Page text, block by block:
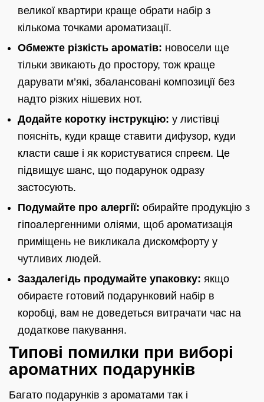
великої квартири краще обрати набір з
кількома точками ароматизації.
Обмежте різкість ароматів: новосели ще
тільки звикають до простору, тож краще
дарувати м’які, збалансовані композиції без
надто різких нішевих нот.
Додайте коротку інструкцію: у листівці
поясніть, куди краще ставити дифузор, куди
класти саше і як користуватися спреєм. Це
підвищує шанс, що подарунок одразу
застосують.
Подумайте про алергії: обирайте продукцію з
гіпоалергенними оліями, щоб ароматизація
приміщень не викликала дискомфорту у
чутливих людей.
Заздалегідь продумайте упаковку: якщо
обираєте готовий подарунковий набір в
коробці, вам не доведеться витрачати час на
додаткове пакування.
Типові помилки при виборі
ароматних подарунків
Багато подарунків з ароматами так і